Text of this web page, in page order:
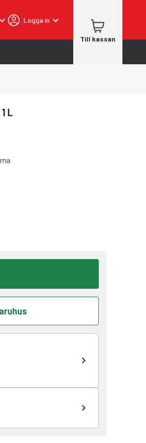
Logga in
Till kassan
L